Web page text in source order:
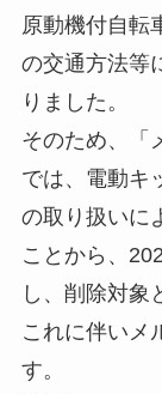
原動機付自転
の交通方法等
りました。
そのため、「
では、電動キ
の取り扱いに
ことから、
し、削除対象
これに伴いメ
す。